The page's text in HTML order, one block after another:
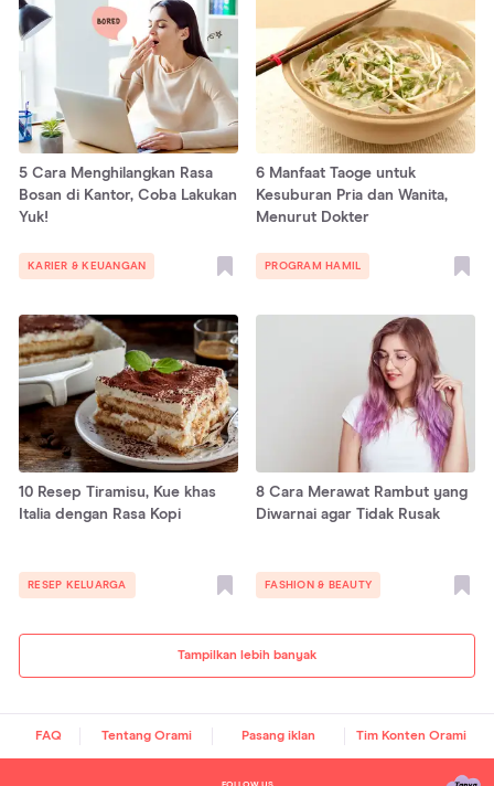
Tampilkan lebih banyak
5 Cara Menghilangkan Rasa
Bosan di Kantor, Coba Lakukan
Yuk!
KARIER & KEUANGAN
6 Manfaat Taoge untuk
Kesuburan Pria dan Wanita,
Menurut Dokter
PROGRAM HAMIL
10 Resep Tiramisu, Kue khas
Italia dengan Rasa Kopi
RESEP KELUARGA
8 Cara Merawat Rambut yang
Diwarnai agar Tidak Rusak
FASHION & BEAUTY
FAQ Tentang Orami Pasang iklan Tim Konten Orami